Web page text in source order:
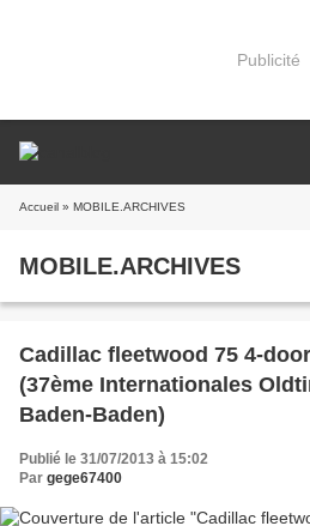
Publicité
Accueil » MOBILE.ARCHIVES
MOBILE.ARCHIVES
Cadillac fleetwood 75 4-
(37ème Internationales
Baden-Baden)
Publié le 31/07/2013 à 15:02
Par gege67400